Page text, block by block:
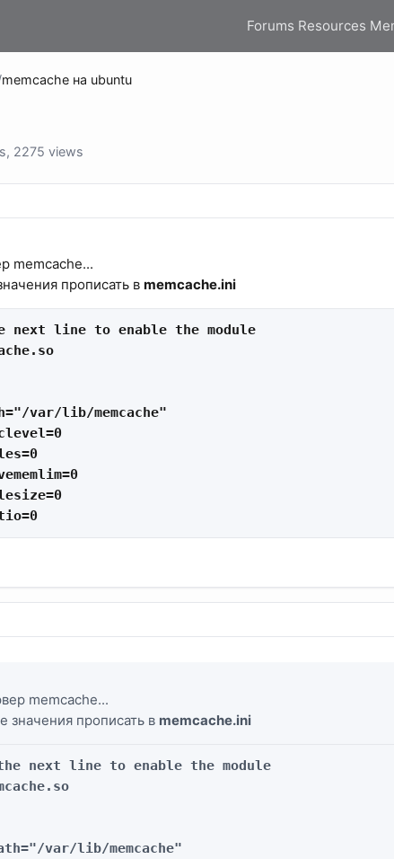
Forums Resources
memcache на ubuntu
2275 views
memcache...
прописать в memcache.ini
next line to enable the module
var/lib/memcache"
memcache...
значения прописать в memcache.ini
the next line to enable the module
var/lib/memcache"